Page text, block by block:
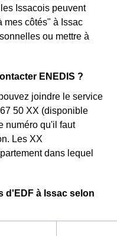
Issacois peuvent
mes côtés" à Issac
ou mettre à
ENEDIS ?
joindre le service
50 XX (disponible
numéro qu'il faut
Les XX
dans lequel
d'EDF à Issac selon